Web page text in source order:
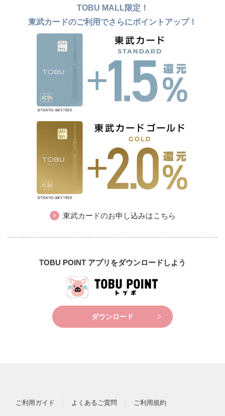
TOBU MALL限定！
東武カードのご利用でさらにポイントアップ！
東武カードのお申し込みはこちら
TOBU POINT アプリをダウンロードしよう
ダウンロード
ご利用ガイド よくあるご質問 ご利用規約